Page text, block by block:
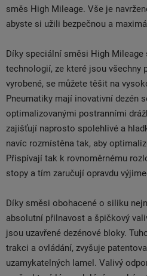
směs High Mileage. Vše je
abyste si užili bezpečnou a
Díky speciální směsi High
technologií, ze které jsou všechny
vyrobené, se můžete těšit na
Pneumatiky mají inovativní dezén
optimalizovanými postranními
zajišťují naprosto spolehlivé a
navíc rozmístěna tak, aby
Přispívají tak k rovnoměrnému
stopy a tím zaručují opravdu
Díky směsi obohacené o siliku
absolutní přilnavost a špičkový
jsou uzavřené dezénové bloky.
trakci a ovládání, zvyšuje
uzamykatelných lamel. Valivý